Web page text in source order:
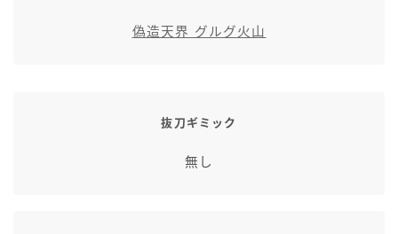
偽造天界 グルグ火山
抜刀ギミック
無し